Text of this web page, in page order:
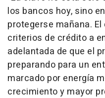
los bancos hoy, sino
protegerse mañana.
criterios de crédito a
adelantada de que el
preparando para un
marcado por energía
crecimiento y mayor